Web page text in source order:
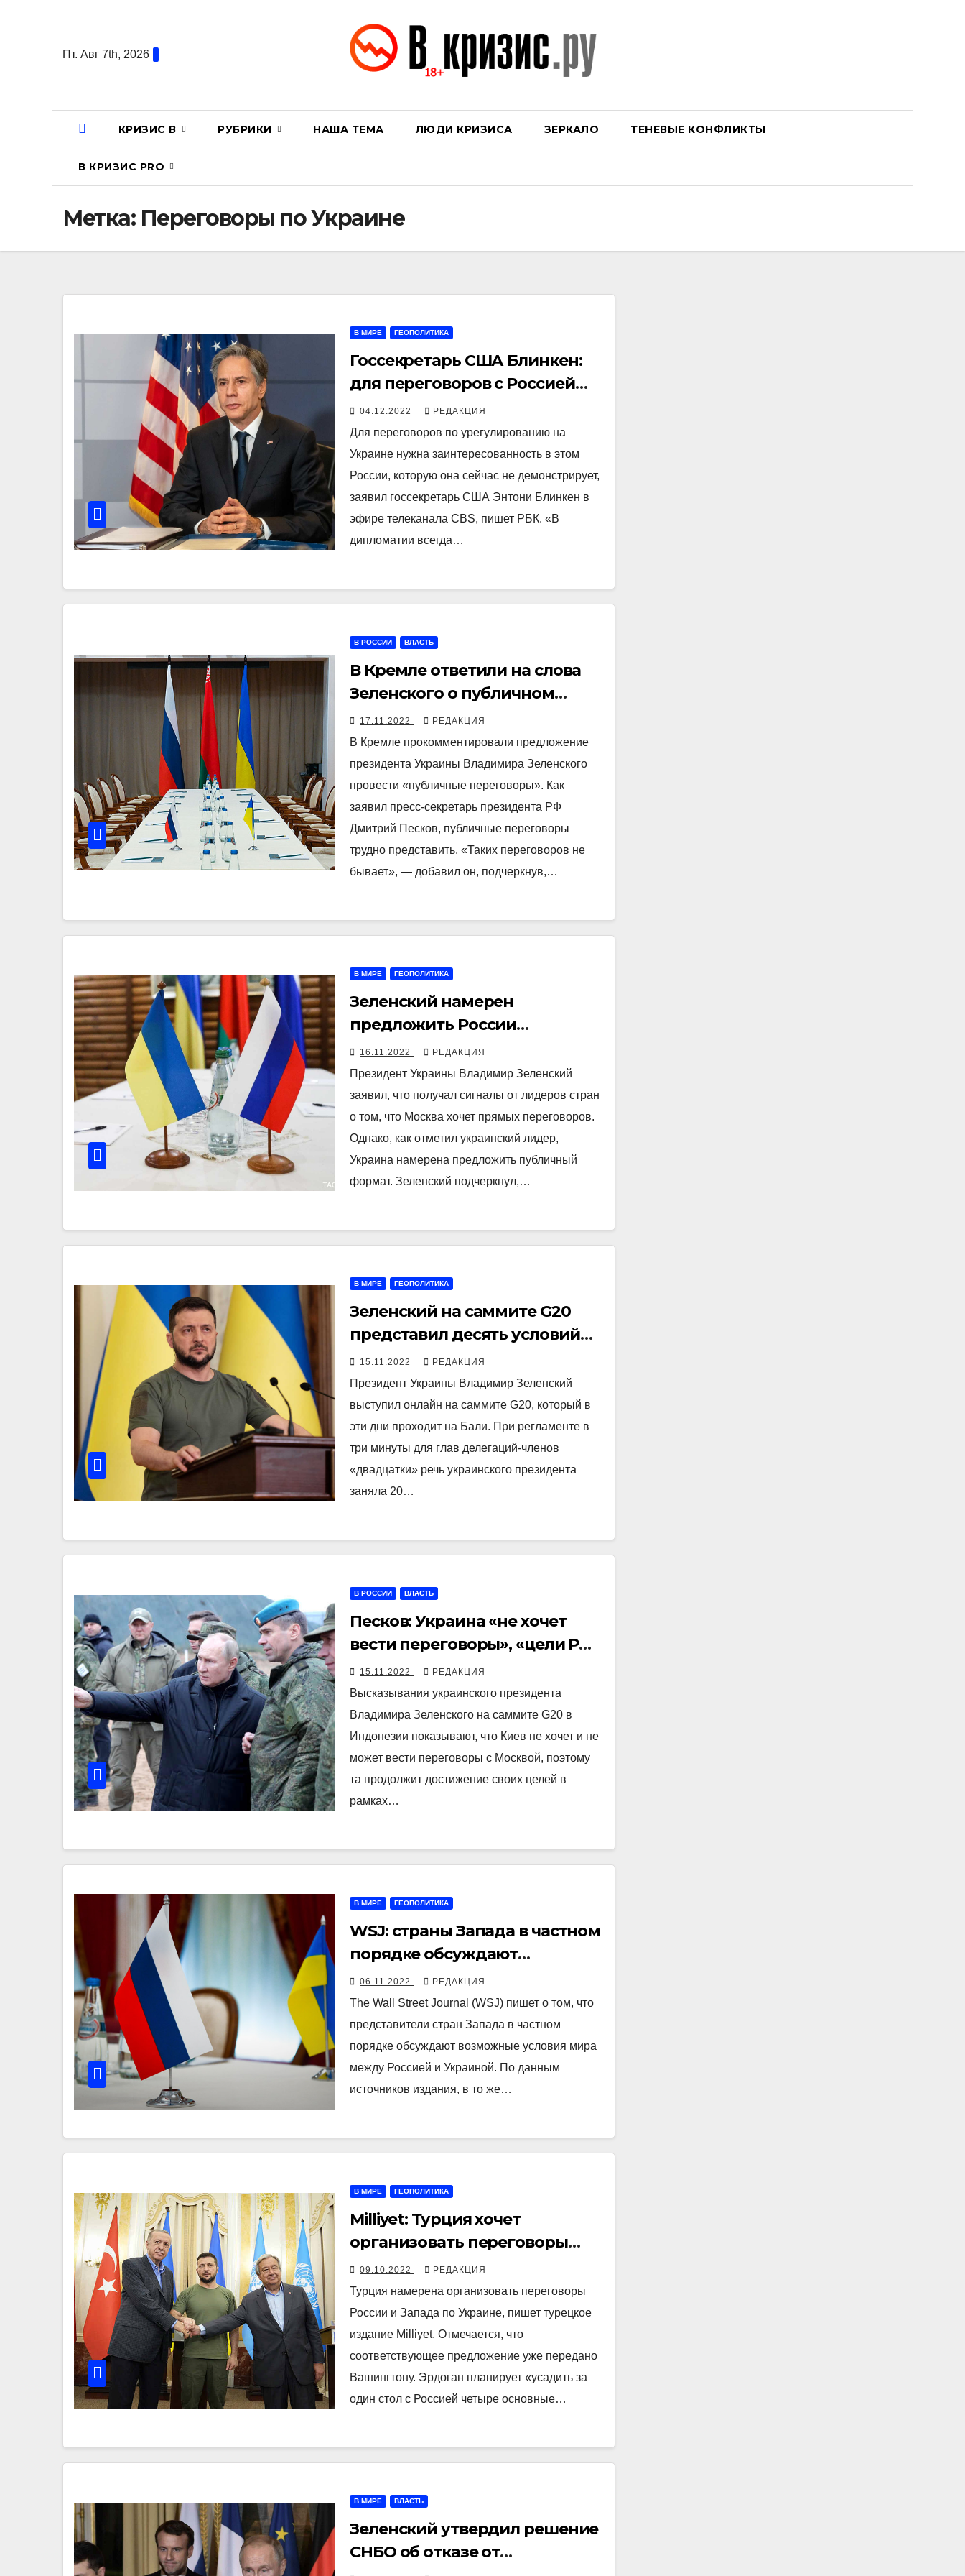
содержаниюПт. Авг 7th, 2026
КРИЗИС В РУБРИКИ НАША ТЕМА ЛЮДИ КРИЗИСА ЗЕРКАЛО ТЕНЕВЫЕ КОНФЛИКТЫ
В КРИЗИС PRO
Метка: Переговоры по Украине
В МИРЕ ГЕОПОЛИТИКА
Госсекретарь США Блинкен:
для переговоров с Россией
нужна заинтересованность с
ее стороны
04.12.2022 РЕДАКЦИЯ
Для переговоров по урегулированию на
Украине нужна заинтересованность в этом
России, которую она сейчас не демонстрирует,
заявил госсекретарь США Энтони Блинкен в
эфире телеканала CBS, пишет РБК. «В
дипломатии всегда…
В РОССИИ ВЛАСТЬ
В Кремле ответили на слова
Зеленского о публичном
формате диалога: «Таких
переговоров не бывает»
17.11.2022 РЕДАКЦИЯ
В Кремле прокомментировали предложение
президента Украины Владимира Зеленского
провести «публичные переговоры». Как
заявил пресс-секретарь президента РФ
Дмитрий Песков, публичные переговоры
трудно представить. «Таких переговоров не
бывает», — добавил он, подчеркнув,…
В МИРЕ ГЕОПОЛИТИКА
Зеленский намерен
предложить России
«публичную форму»
переговоров
16.11.2022 РЕДАКЦИЯ
Президент Украины Владимир Зеленский
заявил, что получал сигналы от лидеров стран
о том, что Москва хочет прямых переговоров.
Однако, как отметил украинский лидер,
Украина намерена предложить публичный
формат. Зеленский подчеркнул,…
В МИРЕ ГЕОПОЛИТИКА
Зеленский на саммите G20
представил десять условий
«формулы мира»,
предлагаемой Киевом
15.11.2022 РЕДАКЦИЯ
Президент Украины Владимир Зеленский
выступил онлайн на саммите G20, который в
эти дни проходит на Бали. При регламенте в
три минуты для глав делегаций-членов
«двадцатки» речь украинского президента
заняла 20…
В РОССИИ ВЛАСТЬ
Песков: Украина «не хочет
вести переговоры», «цели РФ
будут осуществляться
посредством продолжения
специальной военной
операции»
15.11.2022 РЕДАКЦИЯ
Высказывания украинского президента
Владимира Зеленского на саммите G20 в
Индонезии показывают, что Киев не хочет и не
может вести переговоры с Москвой, поэтому
та продолжит достижение своих целей в
рамках…
В МИРЕ ГЕОПОЛИТИКА
WSJ: страны Запада в частном
порядке обсуждают
возможные условия
достижения мира между
Москвой и Киевом
06.11.2022 РЕДАКЦИЯ
The Wall Street Journal (WSJ) пишет о том, что
представители стран Запада в частном
порядке обсуждают возможные условия мира
между Россией и Украиной. По данным
источников издания, в то же…
В МИРЕ ГЕОПОЛИТИКА
Milliyet: Турция хочет
организовать переговоры
России и Запада по Украине
09.10.2022 РЕДАКЦИЯ
Турция намерена организовать переговоры
России и Запада по Украине, пишет турецкое
издание Milliyet. Отмечается, что
соответствующее предложение уже передано
Вашингтону. Эрдоган планирует «усадить за
один стол с Россией четыре основные…
В МИРЕ ВЛАСТЬ
Зеленский утвердил решение
СНБО об отказе от